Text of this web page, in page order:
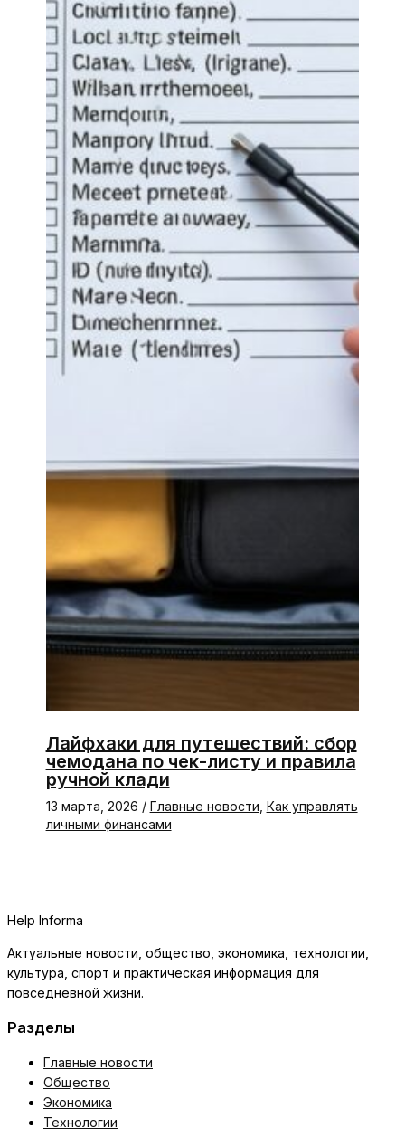
Лайфхаки для путешествий: сбор
чемодана по чек-листу и правила
ручной клади
13 марта, 2026 / Главные новости Как управлять
личными финансами
Help Informa
Актуальные новости, общество, экономика, технологии,
культура, спорт и практическая информация для
повседневной жизни.
Разделы
Главные новости
Общество
Экономика
Технологии